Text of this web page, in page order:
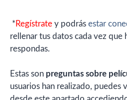
* Regístrate y podrás estar
rellenar tus datos cada vez que
respondas.
Estas son preguntas sobre
usuarios han realizado, puedes